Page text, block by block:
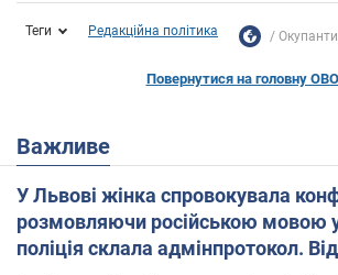
Теги Редакційна політика
Повернутися на головну
Важливе
У Львові жінка спровокувала
розмовляючи російською мовою
поліція склала адмінпротокол.